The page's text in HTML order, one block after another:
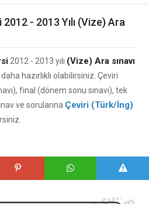
- 2013 Yılı (Vize) Ara
2012 - 2013 yılı (Vize) Ara sınavı
hazırlıklı olabilirsiniz. Çeviri
final (dönem sonu sınavı), tek
ve sorularına Çeviri (Türk/İng)